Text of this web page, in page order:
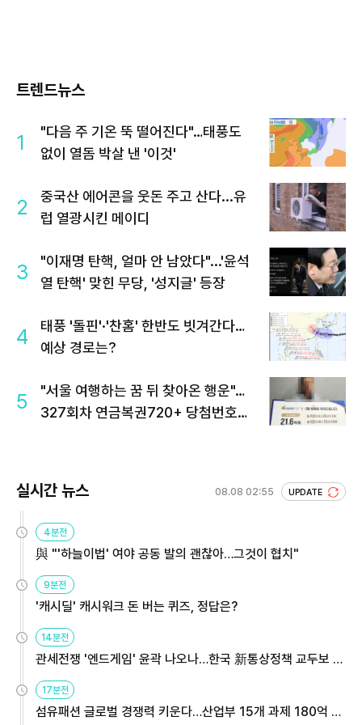
트렌드뉴스
1
"다음 주 기온 뚝 떨어진다"…태풍도
없이 열돔 박살 낸 '이것'
2
중국산 에어콘을 웃돈 주고 산다...유
럽 열광시킨 메이디
3
"이재명 탄핵, 얼마 안 남았다"...'윤석
열 탄핵' 맞힌 무당, '성지글' 등장
4
태풍 '돌핀'·'찬홈' 한반도 빗겨간다…
예상 경로는?
5
"서울 여행하는 꿈 뒤 찾아온 행운"…
327회차 연금복권720+ 당첨번호조
실시간 뉴스 08.08 02:55 UPDATE
4분전
與 "'하늘이법' 여야 공동 발의 괜찮아…그것이 협치"
9분전
'캐시딜' 캐시워크 돈 버는 퀴즈, 정답은?
14분전
관세전쟁 '엔드게임' 윤곽 나오나…한국 新통상정책 교두보 활
용해야
17분전
섬유패션 글로벌 경쟁력 키운다…산업부 15개 과제 180억 지